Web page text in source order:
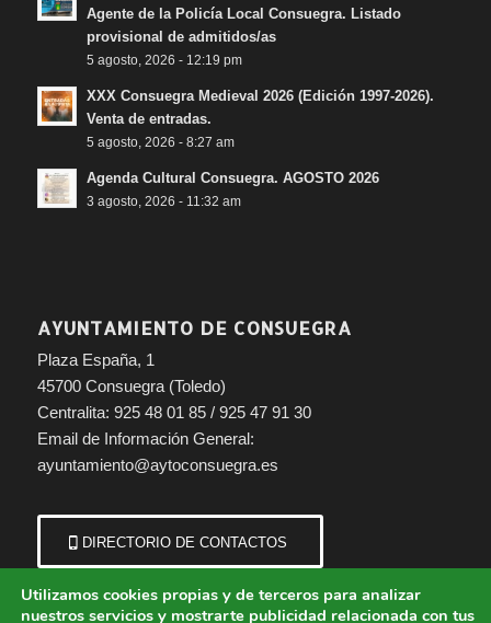
Agente de la Policía Local Consuegra. Listado
provisional de admitidos/as
5 agosto, 2026 - 12:19 pm
XXX Consuegra Medieval 2026 (Edición 1997-2026).
Venta de entradas.
5 agosto, 2026 - 8:27 am
Agenda Cultural Consuegra. AGOSTO 2026
3 agosto, 2026 - 11:32 am
AYUNTAMIENTO DE CONSUEGRA
Plaza España, 1
45700 Consuegra (Toledo)
Centralita: 925 48 01 85 / 925 47 91 30
Email de Información General:
ayuntamiento@aytoconsuegra.es
DIRECTORIO DE CONTACTOS
Utilizamos cookies propias y de terceros para analizar
nuestros servicios y mostrarte publicidad relacionada con tus